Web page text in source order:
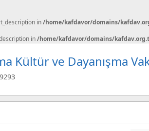
in/home/kafdavor/domains/
in/home/kafdavor/domains/
Kültür ve Dayanışma